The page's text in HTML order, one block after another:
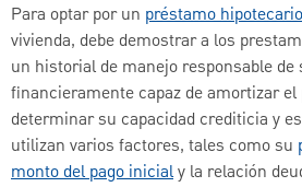
Para optar por un préstamo hipotecario
vivienda, debe demostrar a los
un historial de manejo responsable de
financieramente capaz de amortizar
determinar su capacidad crediticia y
utilizan varios factores, tales como su
monto del pago inicialy la relación